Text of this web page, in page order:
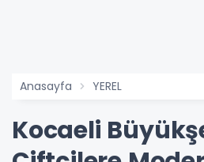
Anasayfa YEREL
Kocaeli